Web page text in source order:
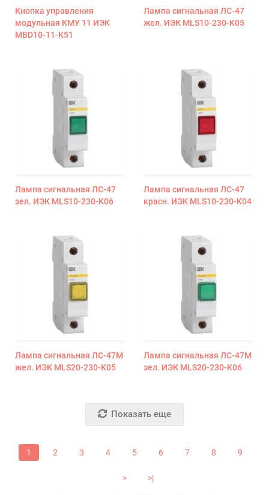
Кнопка управления
модульная КМУ 11 ИЭК
MBD10-11-K51
Лампа сигнальная ЛС-47
жел. ИЭК MLS10-230-K05
Лампа сигнальная ЛС-47
зел. ИЭК MLS10-230-K06
Лампа сигнальная ЛС-47
красн. ИЭК MLS10-230-K04
Лампа сигнальная ЛС-47М
жел. ИЭК MLS20-230-K05
Лампа сигнальная ЛС-47М
зел. ИЭК MLS20-230-K06
Показать еще
1 2 3 4 5 6 7 8 9
> >|